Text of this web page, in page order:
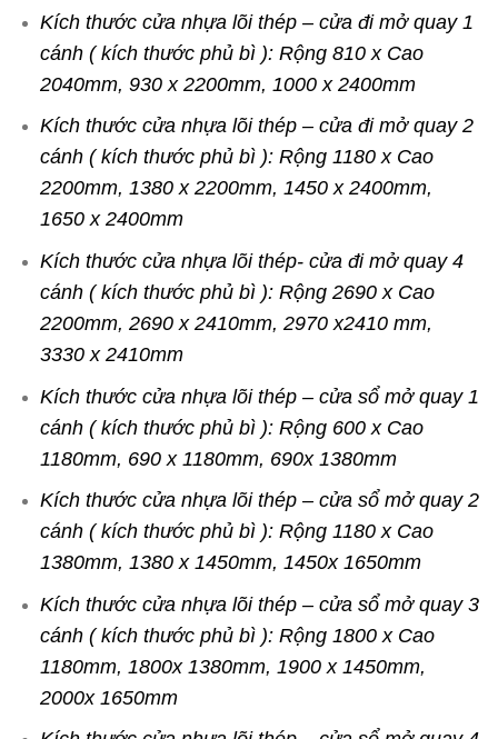
Kích thước cửa nhựa lõi thép – cửa đi mở quay 1
cánh ( kích thước phủ bì ): Rộng 810 x Cao
2040mm, 930 x 2200mm, 1000 x 2400mm
Kích thước cửa nhựa lõi thép – cửa đi mở quay 2
cánh ( kích thước phủ bì ): Rộng 1180 x Cao
2200mm, 1380 x 2200mm, 1450 x 2400mm,
1650 x 2400mm
Kích thước cửa nhựa lõi thép- cửa đi mở quay 4
cánh ( kích thước phủ bì ): Rộng 2690 x Cao
2200mm, 2690 x 2410mm, 2970 x2410 mm,
3330 x 2410mm
Kích thước cửa nhựa lõi thép – cửa sổ mở quay 1
cánh ( kích thước phủ bì ): Rộng 600 x Cao
1180mm, 690 x 1180mm, 690x 1380mm
Kích thước cửa nhựa lõi thép – cửa sổ mở quay 2
cánh ( kích thước phủ bì ): Rộng 1180 x Cao
1380mm, 1380 x 1450mm, 1450x 1650mm
Kích thước cửa nhựa lõi thép – cửa sổ mở quay 3
cánh ( kích thước phủ bì ): Rộng 1800 x Cao
1180mm, 1800x 1380mm, 1900 x 1450mm,
2000x 1650mm